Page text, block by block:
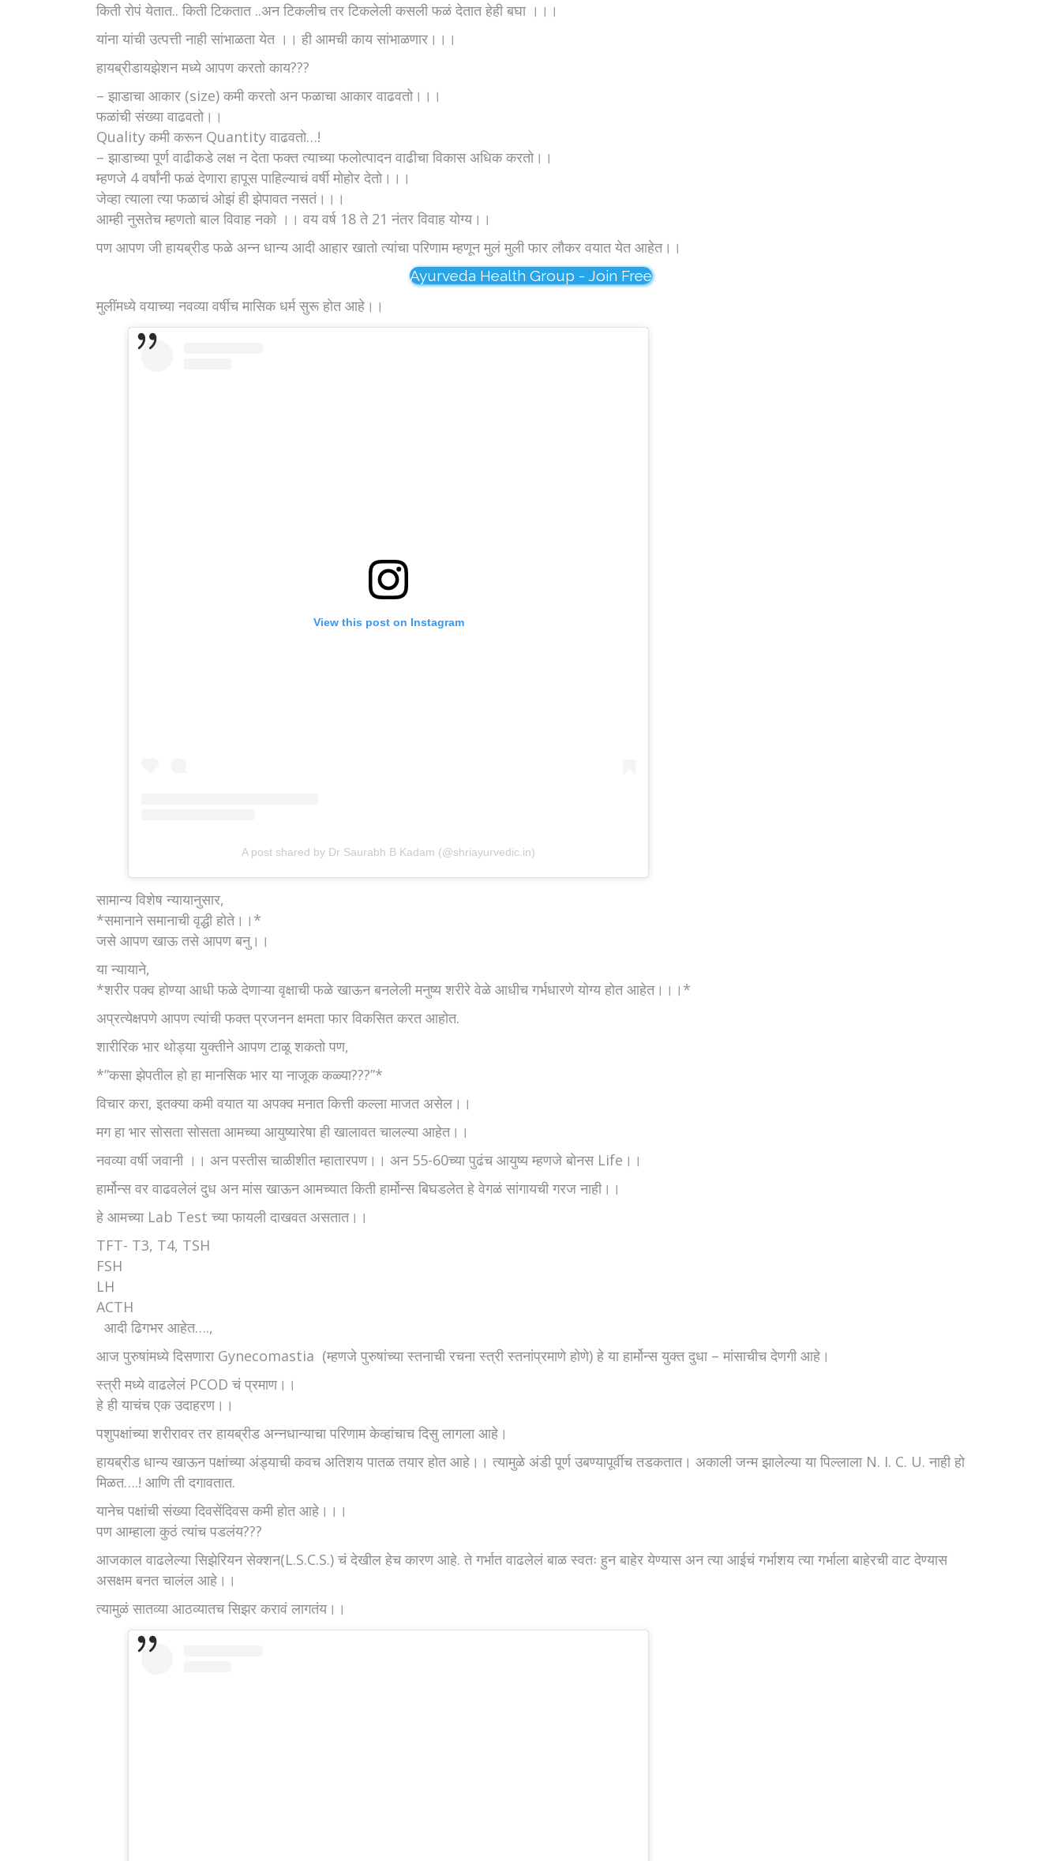
किती रोपं येतात.. किती टिकतात ..अन टिकलीच तर टिकलेली कसली फळं देतात हेही बघा ।।।
यांना यांची उत्पत्ती नाही सांभाळता येत ।। ही आमची काय सांभाळणार।।।
हायब्रीडायझेशन मध्ये आपण करतो काय???
– झाडाचा आकार (size) कमी करतो अन फळाचा आकार वाढवतो।।।
फळांची संख्या वाढवतो।।
Quality कमी करून Quantity वाढवतो…!
– झाडाच्या पूर्ण वाढीकडे लक्ष न देता फक्त त्याच्या फलोत्पादन वाढीचा विकास अधिक करतो।।
म्हणजे 4 वर्षांनी फळं देणारा हापूस पाहिल्याचं वर्षी मोहोर देतो।।।
जेव्हा त्याला त्या फळाचं ओझं ही झेपावत नसतं।।।
आम्ही नुसतेच म्हणतो बाल विवाह नको ।। वय वर्ष 18 ते 21 नंतर विवाह योग्य।।
पण आपण जी हायब्रीड फळे अन्न धान्य आदी आहार खातो त्यांचा परिणाम म्हणून मुलं मुली फार लौकर वयात येत आहेत।।
Ayurveda Health Group - Join Free
मुलींमध्ये वयाच्या नवव्या वर्षीच मासिक धर्म सुरू होत आहे।।
View this post on Instagram
A post shared by Dr Saurabh B Kadam (@shriayurvedic.in)
सामान्य विशेष न्यायानुसार,
*समानाने समानाची वृद्धी होते।।*
जसे आपण खाऊ तसे आपण बनु।।
या न्यायाने,
*शरीर पक्व होण्या आधी फळे देणाऱ्या वृक्षाची फळे खाऊन बनलेली मनुष्य शरीरे वेळे आधीच गर्भधारणे योग्य होत आहेत।।।*
अप्रत्येक्षपणे आपण त्यांची फक्त प्रजनन क्षमता फार विकसित करत आहोत.
शारीरिक भार थोड्या युक्तीने आपण टाळू शकतो पण,
*”कसा झेपतील हो हा मानसिक भार या नाजूक कळ्या???”*
विचार करा, इतक्या कमी वयात या अपक्व मनात कित्ती कल्ला माजत असेल।।
मग हा भार सोसता सोसता आमच्या आयुष्यारेषा ही खालावत चालल्या आहेत।।
नवव्या वर्षी जवानी ।। अन पस्तीस चाळीशीत म्हातारपण।। अन 55-60च्या पुढंच आयुष्य म्हणजे बोनस Life।।
हार्मोन्स वर वाढवलेलं दुध अन मांस खाऊन आमच्यात किती हार्मोन्स बिघडलेत हे वेगळं सांगायची गरज नाही।।
हे आमच्या Lab Test च्या फायली दाखवत असतात।।
TFT- T3, T4, TSH
FSH
LH
ACTH
आदी ढिगभर आहेत….,
आज पुरुषांमध्ये दिसणारा Gynecomastia (म्हणजे पुरुषांच्या स्तनाची रचना स्त्री स्तनांप्रमाणे होणे) हे या हार्मोन्स युक्त दुधा – मांसाचीच देणगी आहे।
स्त्री मध्ये वाढलेलं PCOD चं प्रमाण।।
हे ही याचंच एक उदाहरण।।
पशुपक्षांच्या शरीरावर तर हायब्रीड अन्नधान्याचा परिणाम केव्हांचाच दिसु लागला आहे।
हायब्रीड धान्य खाऊन पक्षांच्या अंड्याची कवच अतिशय पातळ तयार होत आहे।। त्यामुळे अंडी पूर्ण उबण्यापूर्वीच तडकतात। अकाली जन्म झालेल्या या पिल्लाला N. I. C. U. नाही हो
मिळत….! आणि ती दगावतात.
यानेच पक्षांची संख्या दिवसेंदिवस कमी होत आहे।।।
पण आम्हाला कुठं त्यांच पडलंय???
आजकाल वाढलेल्या सिझेरियन सेक्शन(L.S.C.S.) चं देखील हेच कारण आहे. ते गर्भात वाढलेलं बाळ स्वतः हुन बाहेर येण्यास अन त्या आईचं गर्भाशय त्या गर्भाला बाहेरची वाट देण्यास
असक्षम बनत चालंल आहे।।
त्यामुळं सातव्या आठव्यातच सिझर करावं लागतंय।।